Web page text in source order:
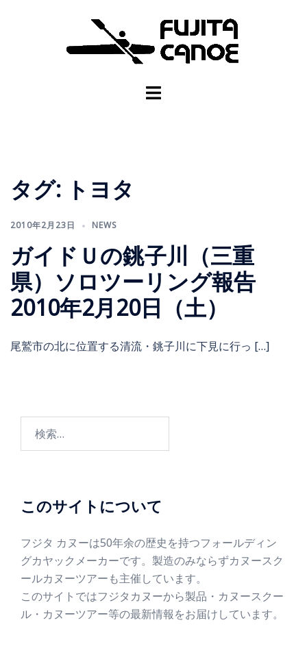
タグ: トヨタ
2010年2月23日 NEWS
ガイドＵの銚子川（三重
県）ソロツーリング報告
2010年2月20日（土）
尾鷲市の北に位置する清流・銚子川に下見に行っ […]
このサイトについて
フジタ カヌーは50年余の歴史を持つフォールディン
グカヤックメーカーです。製造のみならずカヌースク
ールカヌーツアーも主催しています。
このサイトではフジタカヌーから製品・カヌースクー
ル・カヌーツアー等の最新情報をお届けしています。